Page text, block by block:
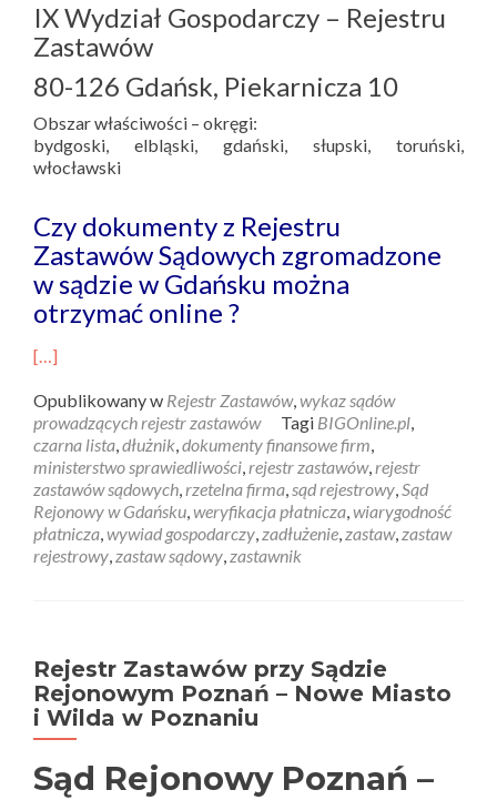
IX Wydział Gospodarczy – Rejestru
Zastawów
80-126 Gdańsk, Piekarnicza 10
Obszar właściwości – okręgi:
bydgoski, elbląski, gdański, słupski, toruński,
włocławski
Czy dokumenty z Rejestru
Zastawów Sądowych zgromadzone
w sądzie w Gdańsku można
otrzymać online ?
[…]
Opublikowany w Rejestr Zastawów,wykaz sądów
prowadzących rejestr zastawów
Tagi BIGOnline.pl,
czarna lista,dłużnik,dokumenty finansowe firm,
ministerstwo sprawiedliwości,rejestr zastawów,rejestr
zastawów sądowych,rzetelna firma,sąd rejestrowy,Sąd
Rejonowy w Gdańsku,weryfikacja płatnicza,wiarygodność
płatnicza,wywiad gospodarczy,zadłużenie,zastaw,zastaw
rejestrowy,zastaw sądowy,zastawnik
Rejestr Zastawów przy Sądzie
Rejonowym Poznań – Nowe Miasto
i Wilda w Poznaniu
Sąd Rejonowy Poznań –